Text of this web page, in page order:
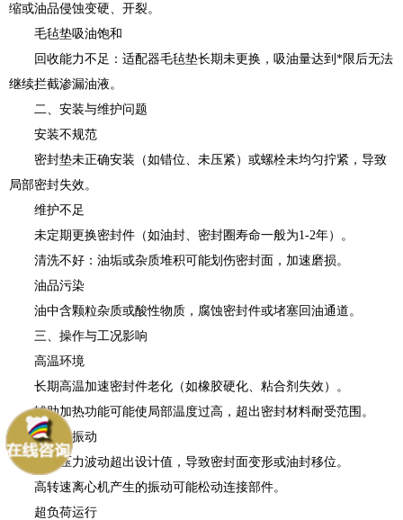
缩或油品侵蚀变硬、开裂。
毛毡垫吸油饱和
回收能力不足：适配器毛毡垫长期未更换，吸油量达到*限后无法
继续拦截渗漏油液。
二、安装与维护问题
安装不规范
密封垫未正确安装（如错位、未压紧）或螺栓未均匀拧紧，导致
局部密封失效。
维护不足
未定期更换密封件（如油封、密封圈寿命一般为1-2年）。
清洗不好：油垢或杂质堆积可能划伤密封面，加速磨损。
油品污染
油中含颗粒杂质或酸性物质，腐蚀密封件或堵塞回油通道。
三、操作与工况影响
高温环境
长期高温加速密封件老化（如橡胶硬化、粘合剂失效）。
辅助加热功能可能使局部温度过高，超出密封材料耐受范围。
高压或振动
系统压力波动超出设计值，导致密封面变形或油封移位。
高转速离心机产生的振动可能松动连接部件。
超负荷运行